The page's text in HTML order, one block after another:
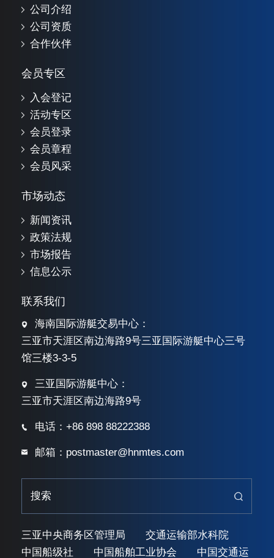
公司介绍
公司资质
合作伙伴
会员专区
入会登记
活动专区
会员登录
会员章程
会员风采
市场动态
新闻资讯
政策法规
市场报告
信息公示
联系我们
海南国际游艇交易中心：
三亚市天涯区南边海路9号三亚国际游艇中心三号
馆三楼3-3-5
三亚国际游艇中心：
三亚市天涯区南边海路9号
电话：+86 898 88222388
邮箱：postmaster@hnmtes.com
三亚中央商务区管理局
交通运输部水科院
中国船级社
中国船舶工业协会 中国交通运